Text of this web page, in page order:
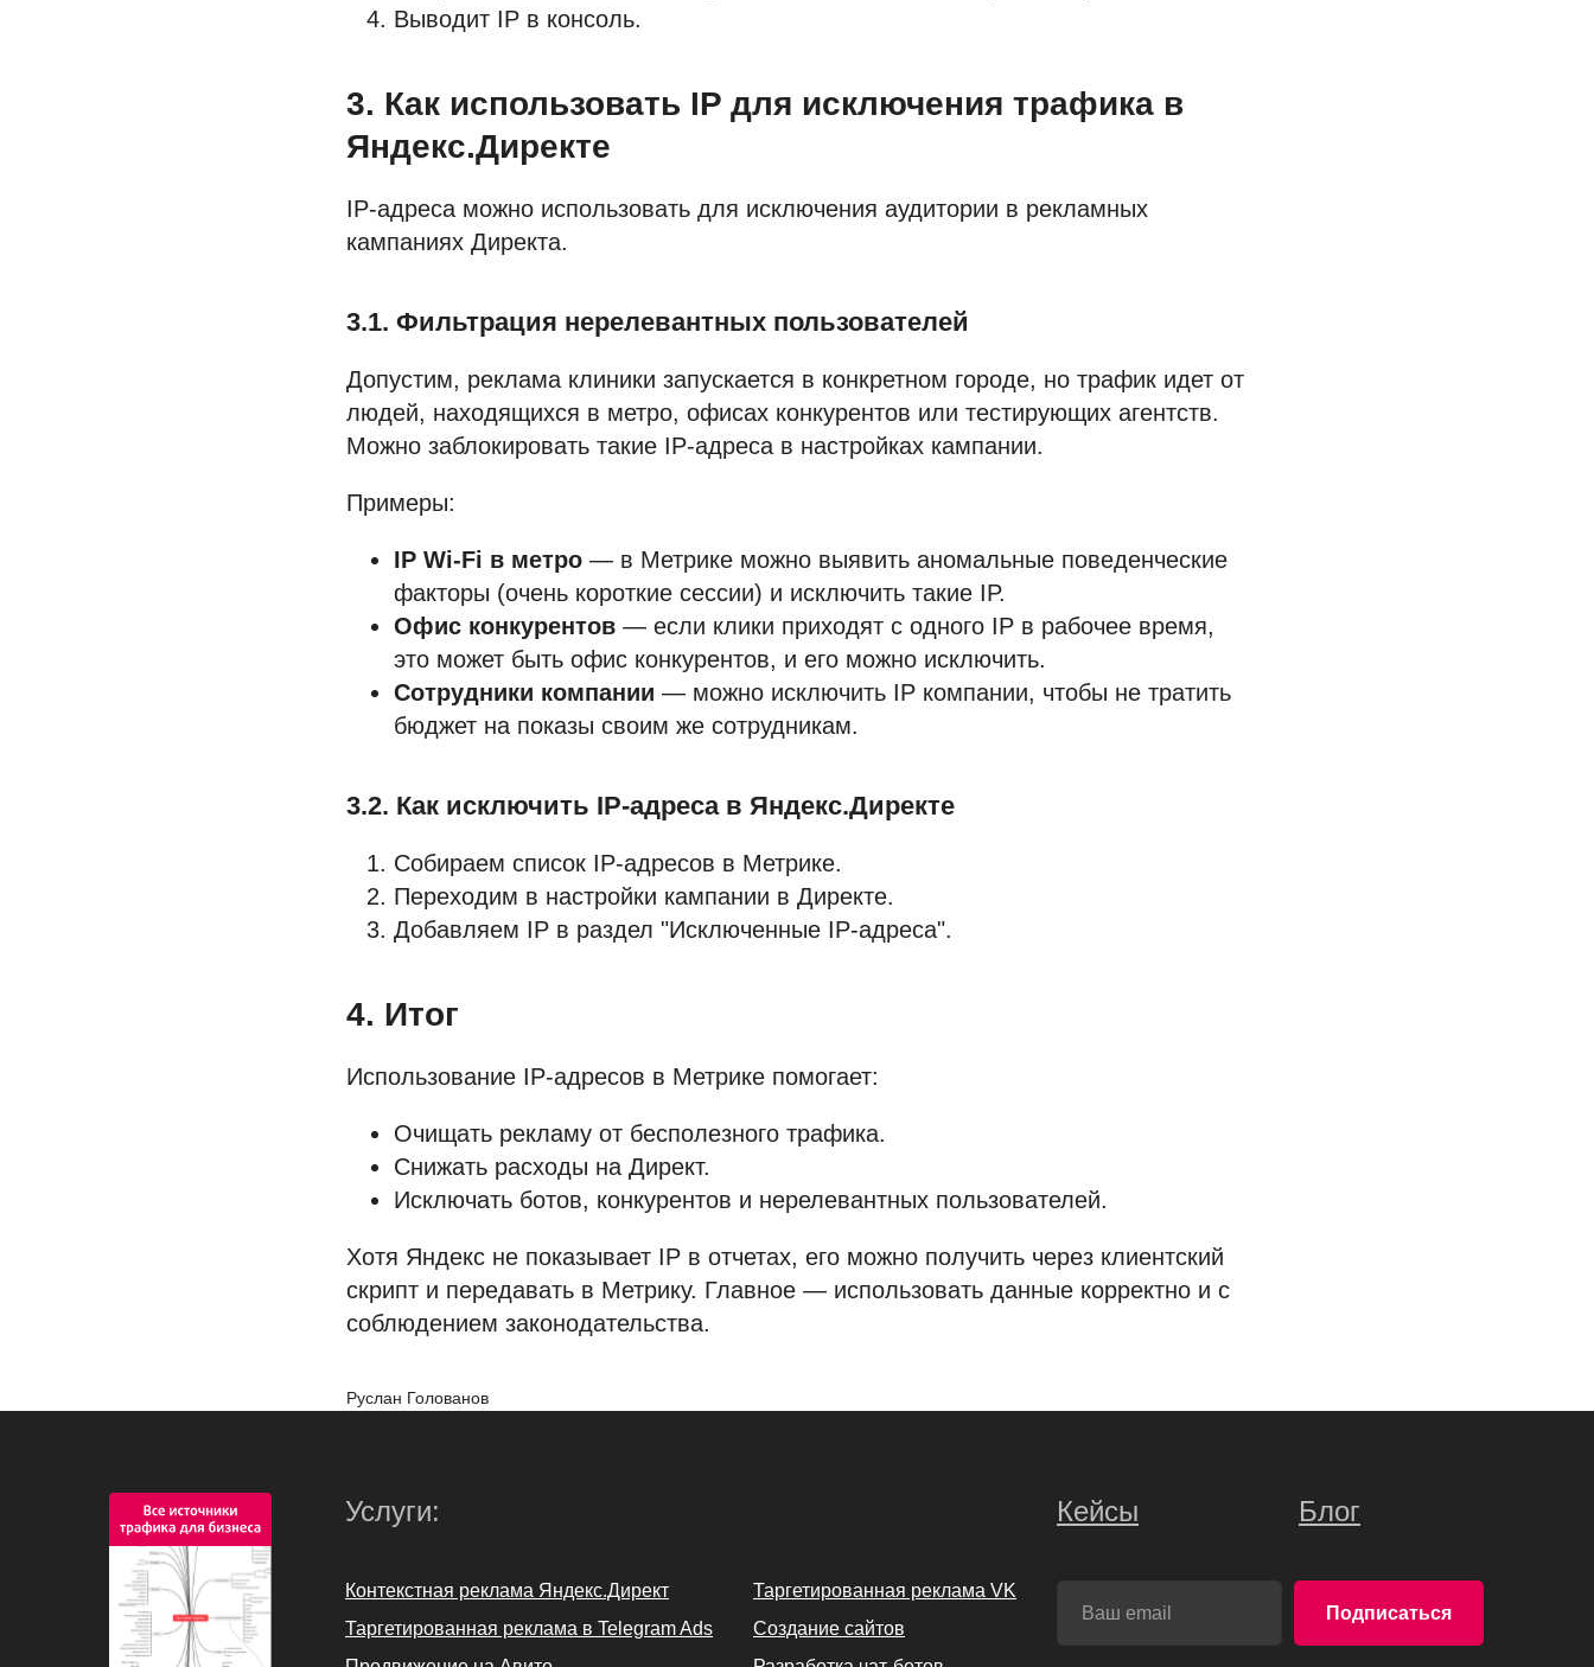
Выводит IP в консоль.
3. Как использовать IP для исключения трафика в
Яндекс.Директе
IP-адреса можно использовать для исключения аудитории в рекламных
кампаниях Директа.
3.1. Фильтрация нерелевантных пользователей
Допустим, реклама клиники запускается в конкретном городе, но трафик идет от
людей, находящихся в метро, офисах конкурентов или тестирующих агентств.
Можно заблокировать такие IP-адреса в настройках кампании.
Примеры:
IP Wi-Fi в метро — в Метрике можно выявить аномальные поведенческие
факторы (очень короткие сессии) и исключить такие IP.
Офис конкурентов — если клики приходят с одного IP в рабочее время,
это может быть офис конкурентов, и его можно исключить.
Сотрудники компании — можно исключить IP компании, чтобы не тратить
бюджет на показы своим же сотрудникам.
3.2. Как исключить IP-адреса в Яндекс.Директе
Собираем список IP-адресов в Метрике.
Переходим в настройки кампании в Директе.
Добавляем IP в раздел "Исключенные IP-адреса".
4. Итог
Использование IP-адресов в Метрике помогает:
Очищать рекламу от бесполезного трафика.
Снижать расходы на Директ.
Исключать ботов, конкурентов и нерелевантных пользователей.
Хотя Яндекс не показывает IP в отчетах, его можно получить через клиентский
скрипт и передавать в Метрику. Главное — использовать данные корректно и с
соблюдением законодательства.
Руслан Голованов
Услуги: Кейсы Блог
Контекстная реклама Яндекс.Директ
Таргетированная реклама в Telegram Ads
Создание сайтов
Таргетированная реклама VK
Подписаться